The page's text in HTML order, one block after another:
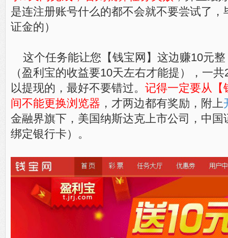
是连注册账号什么的都不会就不要尝试了
证金的）
这个任务能让您【钱宝网】这边赚10元
（盈利宝的收益要10天左右才能提），一
以提现的，最好不要错过。 记得一定要从【
间不能更换浏览器 ，才两边都有奖励，附上
金融界旗下，美国纳斯达克上市公司，中
绑定银行卡）。